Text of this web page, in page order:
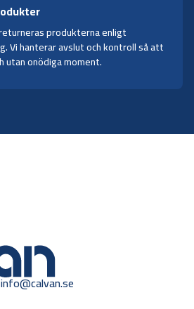
produkterna enligt
Vi hanterar avslut och kontroll så att
utan onödiga moment.
info@calvan.se